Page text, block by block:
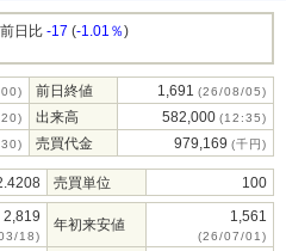
前日比 -17 (-1.01％)
前日終値 1,691 (26/08/05)
出来高 582,000 (12:35)
売買代金 979,169 (千円)
売買単位 100
2,819
18)
年初来安値 1,561
(26/07/01)